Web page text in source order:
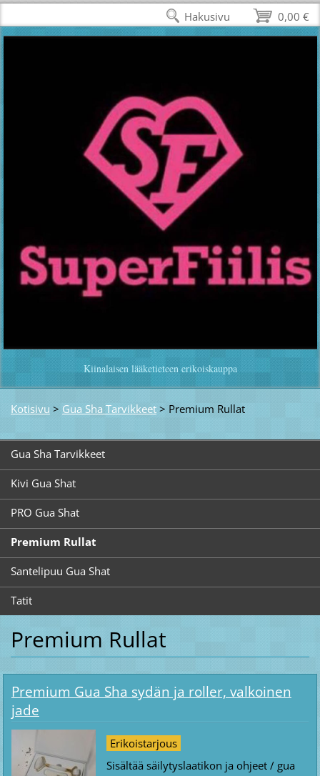
Kiinalaisen lääketieteen erikoiskauppa
Kotisivu > Gua Sha Tarvikkeet > Premium Rullat
Gua Sha Tarvikkeet
Kivi Gua Shat
PRO Gua Shat
Premium Rullat
Santelipuu Gua Shat
Tatit
Premium Rullat
Premium Gua Sha sydän ja roller, valkoinen
jade
Erikoistarjous
Sisältää säilytyslaatikon ja ohjeet / gua
0,00 €
Hakusivu